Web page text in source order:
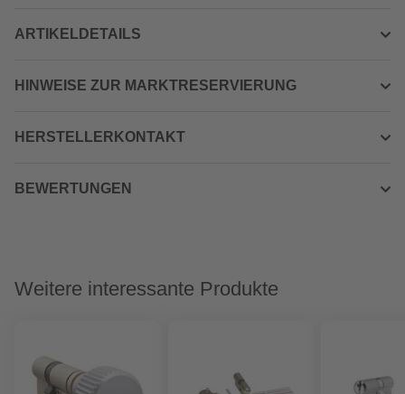
ARTIKELDETAILS
HINWEISE ZUR MARKTRESERVIERUNG
HERSTELLERKONTAKT
BEWERTUNGEN
Weitere interessante Produkte